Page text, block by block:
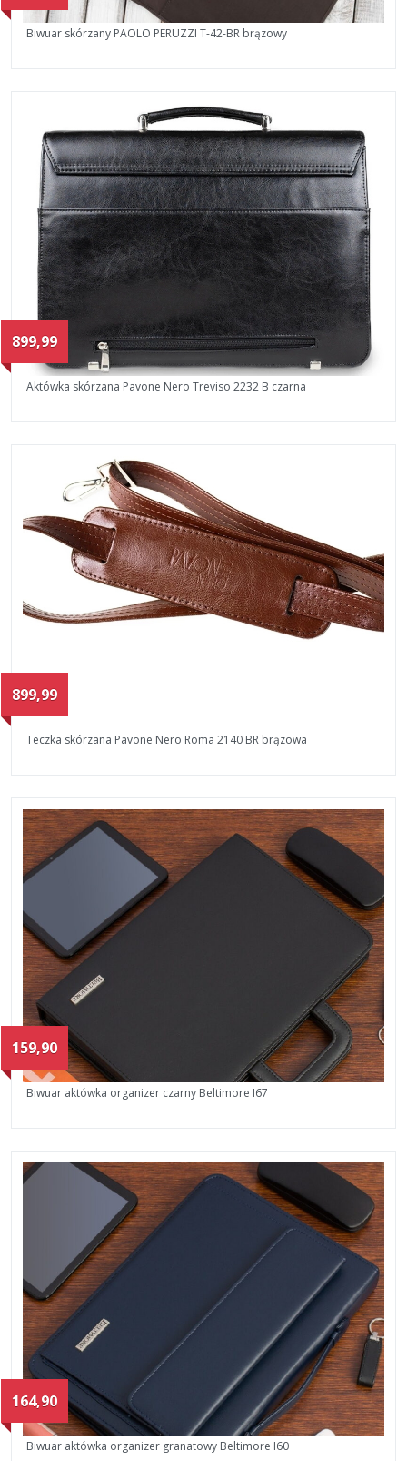
Biwuar skórzany PAOLO PERUZZI T-42-BR brązowy
899,99
Aktówka skórzana Pavone Nero Treviso 2232 B czarna
899,99
Teczka skórzana Pavone Nero Roma 2140 BR brązowa
159,90
Biwuar aktówka organizer czarny Beltimore I67
164,90
Biwuar aktówka organizer granatowy Beltimore I60